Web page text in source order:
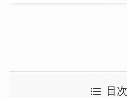
目次